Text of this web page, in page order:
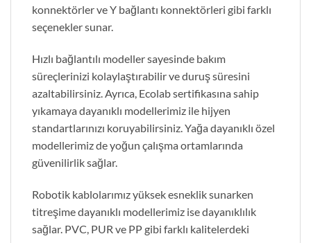
konnektörler ve Y bağlantı konnektörleri gibi farklı
seçenekler sunar.
Hızlı bağlantılı modeller sayesinde bakım
süreçlerinizi kolaylaştırabilir ve duruş süresini
azaltabilirsiniz. Ayrıca, Ecolab sertifikasına sahip
yıkamaya dayanıklı modellerimiz ile hijyen
standartlarınızı koruyabilirsiniz. Yağa dayanıklı özel
modellerimiz de yoğun çalışma ortamlarında
güvenilirlik sağlar.
Robotik kablolarımız yüksek esneklik sunarken
titreşime dayanıklı modellerimiz ise dayanıklılık
sağlar. PVC, PUR ve PP gibi farklı kalitelerdeki